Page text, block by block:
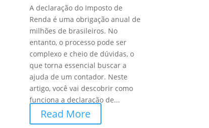
A declaração do Imposto de
Renda é uma obrigação anual de
milhões de brasileiros. No
entanto, o processo pode ser
complexo e cheio de dúvidas, o
que torna essencial buscar a
ajuda de um contador. Neste
artigo, você vai descobrir como
funciona a declaração de...
Read More